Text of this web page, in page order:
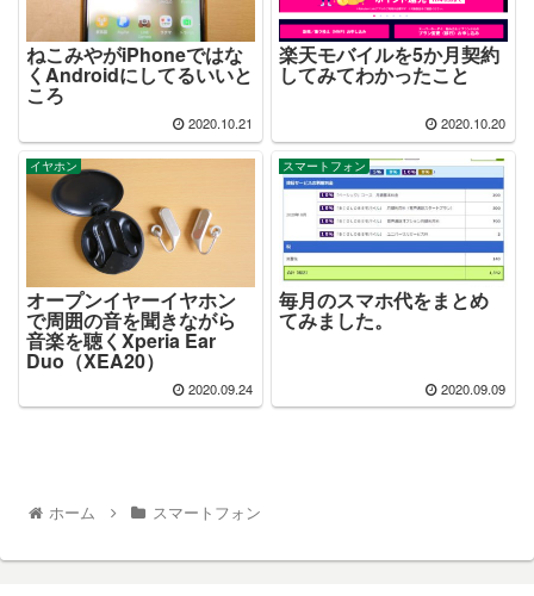
ねこみやがiPhoneではな
くAndroidにしてるいいと
ころ
2020.10.21
楽天モバイルを5か月契約
してみてわかったこと
2020.10.20
イヤホン
オープンイヤーイヤホン
で周囲の音を聞きながら
音楽を聴くXperia Ear
Duo（XEA20）
2020.09.24
スマートフォン
毎月のスマホ代をまとめ
てみました。
2020.09.09
ホーム スマートフォン